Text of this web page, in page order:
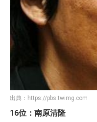
出典： https://pbs.twimg.com
16位：南原清隆